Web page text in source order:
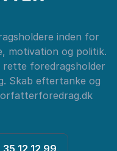
inden for
motivation og politik.
rette foredragsholder
Skab eftertanke og
35 12 12 99